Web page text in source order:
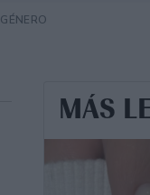
GÉNERO
MÁS